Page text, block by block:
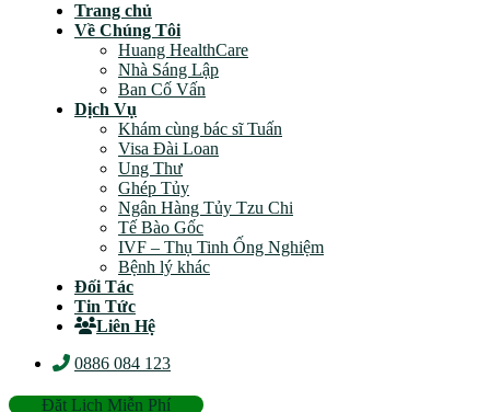
Trang chủ
Về Chúng Tôi
Huang HealthCare
Nhà Sáng Lập
Ban Cố Vấn
Dịch Vụ
Khám cùng bác sĩ Tuấn
Visa Đài Loan
Ung Thư
Ghép Tủy
Ngân Hàng Tủy Tzu Chi
Tế Bào Gốc
IVF – Thụ Tinh Ống Nghiệm
Bệnh lý khác
Đối Tác
Tin Tức
Liên Hệ
0886 084 123
Đặt Lịch Miễn Phí